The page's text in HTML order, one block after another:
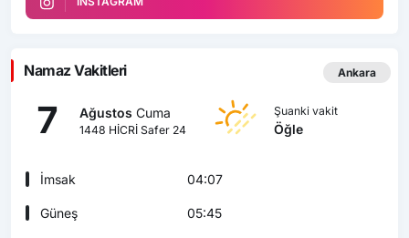
Namaz Vakitleri Ankara
7 Ağustos Cuma
1448 HİCRİ Safer 24
Şuanki vakit
Öğle
İmsak 04:07
Güneş 05:45